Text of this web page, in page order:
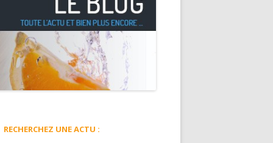
RECHERCHEZ UNE ACTU :